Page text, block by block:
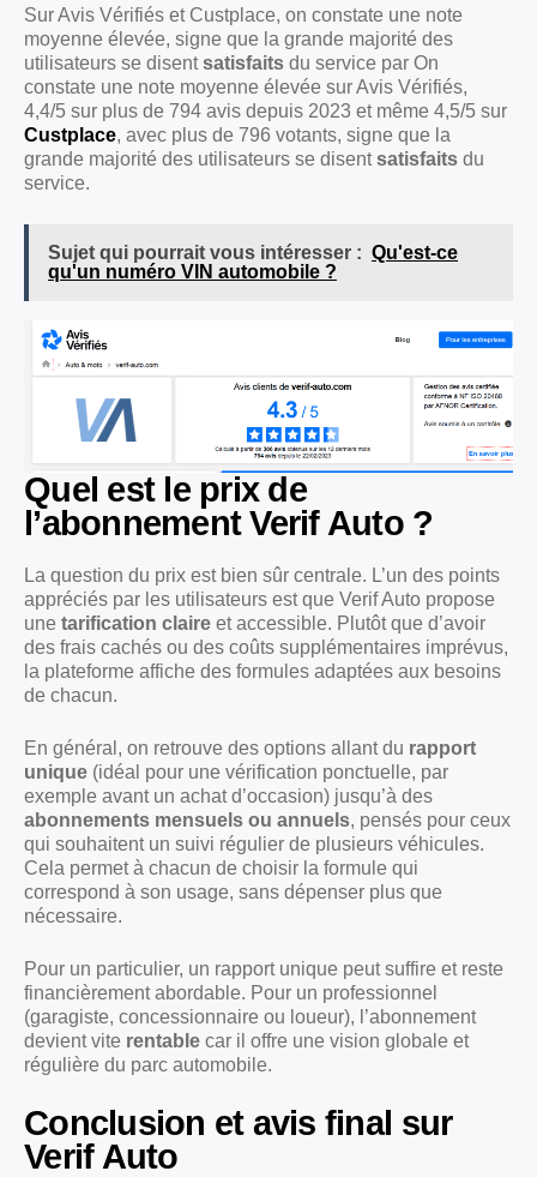
Sur Avis Vérifiés et Custplace, on constate une note
moyenne élevée, signe que la grande majorité des
utilisateurs se disentsatisfaits du service par On
constate une note moyenne élevée sur Avis Vérifiés,
4,4/5 sur plus de 794 avis depuis 2023 et même 4,5/5 sur
Custplace, avec plus de 796 votants, signe que la
grande majorité des utilisateurs se disentsatisfaits du
service.
Sujet qui pourrait vous intéresser : Qu'est-ce
qu'un numéro VIN automobile ?
Quel est le prix de
l’abonnement Verif Auto ?
La question du prix est bien sûr centrale. L’un des points
appréciés par les utilisateurs est que Verif Auto propose
une tarification claire et accessible. Plutôt que d’avoir
des frais cachés ou des coûts supplémentaires imprévus,
la plateforme affiche des formules adaptées aux besoins
de chacun.
En général, on retrouve des options allant du rapport
unique (idéal pour une vérification ponctuelle, par
exemple avant un achat d’occasion) jusqu’à des
abonnements mensuels ou annuels, pensés pour ceux
qui souhaitent un suivi régulier de plusieurs véhicules.
Cela permet à chacun de choisir la formule qui
correspond à son usage, sans dépenser plus que
nécessaire.
Pour un particulier, un rapport unique peut suffire et reste
financièrement abordable. Pour un professionnel
(garagiste, concessionnaire ou loueur), l’abonnement
devient vite rentable car il offre une vision globale et
régulière du parc automobile.
Conclusion et avis final sur
Verif Auto